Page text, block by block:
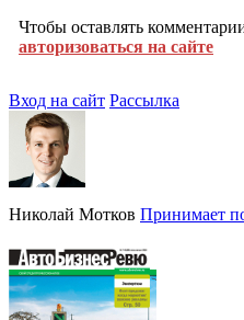
Чтобы оставлять
авторизоваться на сайте
Вход на сайт Рассылка
Николай Мотков Принимает